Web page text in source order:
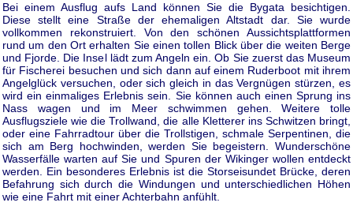
Bei einem Ausflug aufs Land können Sie die Bygata besichtigen.
Diese stellt eine Straße der ehemaligen Altstadt dar. Sie wurde
vollkommen rekonstruiert. Von den schönen Aussichtsplattformen
rund um den Ort erhalten Sie einen tollen Blick über die weiten Berge
und Fjorde. Die Insel lädt zum Angeln ein. Ob Sie zuerst das Museum
für Fischerei besuchen und sich dann auf einem Ruderboot mit ihrem
Angelglück versuchen, oder sich gleich in das Vergnügen stürzen, es
wird ein einmaliges Erlebnis sein. Sie können auch einen Sprung ins
Nass wagen und im Meer schwimmen gehen. Weitere tolle
Ausflugsziele wie die Trollwand, die alle Kletterer ins Schwitzen bringt,
oder eine Fahrradtour über die Trollstigen, schmale Serpentinen, die
sich am Berg hochwinden, werden Sie begeistern. Wunderschöne
Wasserfälle warten auf Sie und Spuren der Wikinger wollen entdeckt
werden. Ein besonderes Erlebnis ist die Storseisundet Brücke, deren
Befahrung sich durch die Windungen und unterschiedlichen Höhen
wie eine Fahrt mit einer Achterbahn anfühlt.